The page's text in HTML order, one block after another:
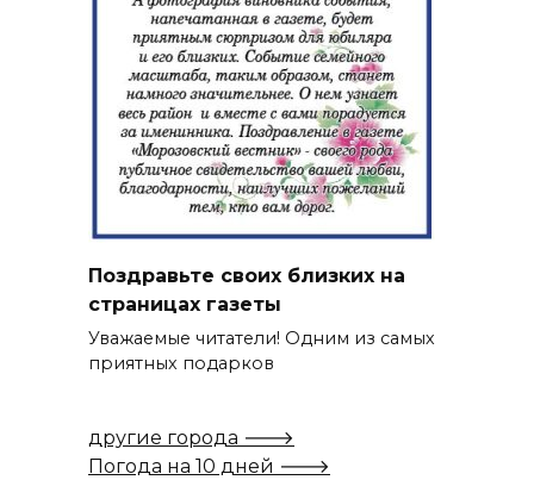
Поздравьте своих близких на
страницах газеты
Уважаемые читатели! Одним из самых
приятных подарков
другие города 🡒
Погода на 10 дней 🡒